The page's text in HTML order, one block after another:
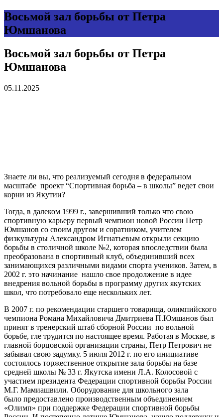
Восьмой зал борьбы от Петра
Юмшанова
Восьмой зал борьбы от Петра
Юмшанова
05.11.2025
Знаете ли вы, что реализуемый сегодня в федеральном
масштабе проект “Спортивная борьба – в школы” ведет свои
корни из Якутии?
Тогда, в далеком 1999 г., завершивший только что свою
спортивную карьеру первый чемпион новой России Петр
Юмшанов со своим другом и соратником, учителем
физкультуры Александром Игнатьевым открыли секцию
борьбы в столичной школе №2, которая впоследствии была
преобразована в спортивный клуб, объединивший всех
занимающихся различными видами спорта учеников. Затем, в
2002 г. это начинание нашло свое продолжение в идее
внедрения вольной борьбы в программу других якутских
школ, что потребовало еще нескольких лет.
В 2007 г. по рекомендации старшего товарища, олимпийского
чемпиона Романа Михайловича Дмитриева П.Юмшанов был
принят в тренерский штаб сборной России по вольной
борьбе, гле трудится по настоящее время. Работая в Москве, в
главной борцовской организации страны, Петр Петрович не
забывал свою задумку. 5 июля 2012 г. по его инициативе
состоялось торжественное открытие зала борьбы на базе
средней школы № 33 г. Якутска имени Л.А. Колосовой с
участием президента Федерации спортивной борьбы России
М.Г. Мамиашвили. Оборудование для школьного зала
было предоставлено производственным объединением
«Олимп» при поддержке Федерации спортивной борьбы